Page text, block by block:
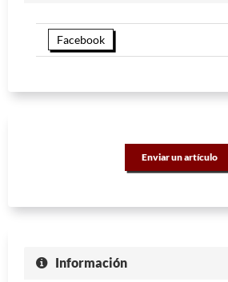
Facebook
Enviar un artículo
Información